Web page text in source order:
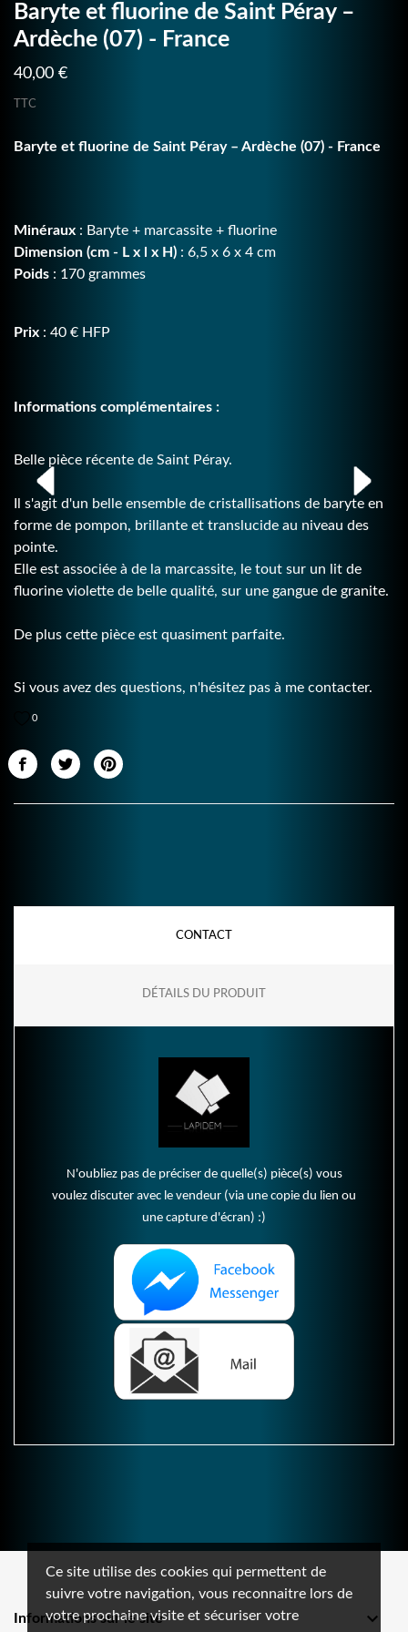
Ce site utilise des cookies qui permettent de
suivre votre navigation, vous reconnaitre lors de
votre prochaine visite et sécuriser votre
Baryte et fluorine de Saint Péray –
Ardèche (07) - France
40,00 €
TTC
Baryte et fluorine de Saint Péray – Ardèche (07) - France
Minéraux : Baryte + marcassite + fluorine
Dimension (cm - L x l x H) : 6,5 x 6 x 4 cm
Poids : 170 grammes
Prix : 40 € HFP
Informations complémentaires :
Belle pièce récente de Saint Péray.
Il s'agit d'un belle ensemble de cristallisations de baryte en
forme de pompon, brillante et translucide au niveau des
pointe.
Elle est associée à de la marcassite, le tout sur un lit de
fluorine violette de belle qualité, sur une gangue de granite.
De plus cette pièce est quasiment parfaite.
Si vous avez des questions, n'hésitez pas à me contacter.
0
CONTACT
DÉTAILS DU PRODUIT
N'oubliez pas de préciser de quelle(s) pièce(s) vous
voulez discuter avec le vendeur (via une copie du lien ou
une capture d'écran) :)
Informations sur le site 